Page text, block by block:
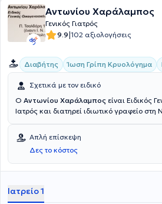
Αντωνίου Χαράλαμπος
Γενικός Γιατρός
9.9|102 αξιολογήσεις
Διαβήτης Ίωση Γρίπη Κρυολόγημα
Σχετικά με τον ειδικό
Ο Αντωνίου Χαράλαμπος είναι Ειδικός
Ιατρός και διατηρεί ιδιωτικό γραφείο στη
Ιατρική (ΕΚΑΒ) και έχει πραγματοποιήσει
Λιπιδιολογία. Ασχολείται με την
διαβήτη, της δυσλιπιδαιμίας -
υπέρτασης, της οστεοπόρωσης, καθώς και
είναι πλήρως εξοπλισμένο με ωτοσκόπιο,
δυνατότητα μέτρησης γλυκοζυλιωμένης
Απλή επίσκεψη
Δες το κόστος
Ιατρείο 1